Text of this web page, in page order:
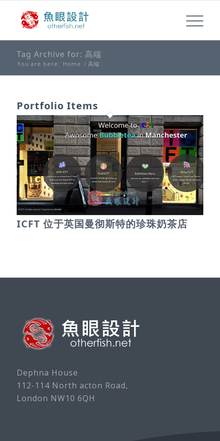
Tag Archive for: 高端
You are here: Home / 高端
Portfolio Items
ICFT 位于英国曼彻斯特的珍珠奶茶店
Dephna House
112-114 North acton Road,
London NW10 6QH